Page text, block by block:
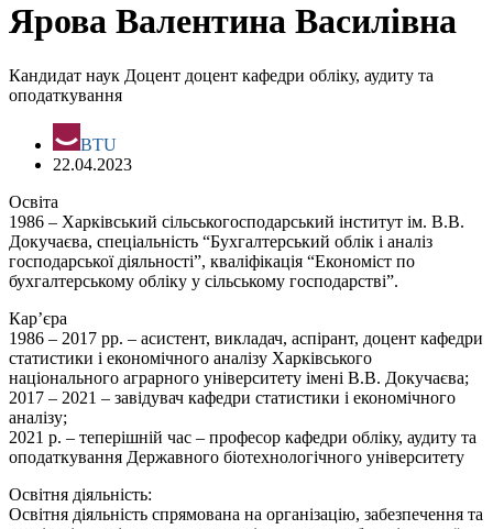
Ярова Валентина Василівна
Кандидат наук Доцент доцент кафедри обліку, аудиту та
оподаткування
BTU
22.04.2023
Освіта
1986 – Харківський сільськогосподарський інститут ім. В.В.
Докучаєва, спеціальність “Бухгалтерський облік і аналіз
господарської діяльності”, кваліфікація “Економіст по
бухгалтерському обліку у сільському господарстві”.
Кар’єра
1986 – 2017 рр. – асистент, викладач, аспірант, доцент кафедри
статистики і економічного аналізу Харківського
національного аграрного університету імені В.В. Докучаєва;
2017 – 2021 – завідувач кафедри статистики і економічного
аналізу;
2021 р. – теперішній час – професор кафедри обліку, аудиту та
оподаткування Державного біотехнологічного університету
Освітня діяльність:
Освітня діяльність спрямована на організацію, забезпечення та